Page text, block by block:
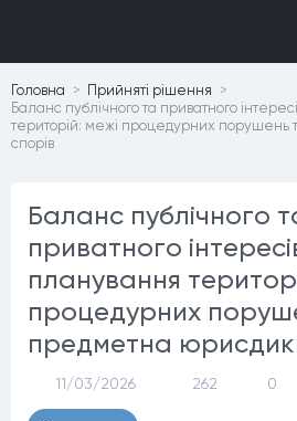
Головна
Прийнятi рiшення
Баланс публічного та приватного
територій: межі процедурних порушень
спорів
Баланс публічного
приватного
планування
процедурних
предметна
11/03/2026 262 0